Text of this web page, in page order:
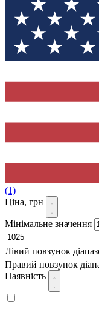
(1)
Ціна, грн
Мінімальне значення
Лівий повзунок
Правий повзунок
Наявність